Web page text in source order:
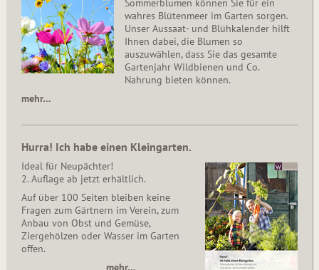
Sommerblumen können Sie für ein
wahres Blütenmeer im Garten sorgen.
Unser Aussaat- und Blühkalender hilft
Ihnen dabei, die Blumen so
auszuwählen, dass Sie das gesamte
Gartenjahr Wildbienen und Co.
Nahrung bieten können.
mehr…
Hurra! Ich habe einen Kleingarten.
Ideal für Neupächter!
2. Auflage ab jetzt erhältlich.
Auf über 100 Seiten bleiben keine
Fragen zum Gärtnern im Verein, zum
Anbau von Obst und Gemüse,
Ziergehölzen oder Wasser im Garten
offen.
mehr…